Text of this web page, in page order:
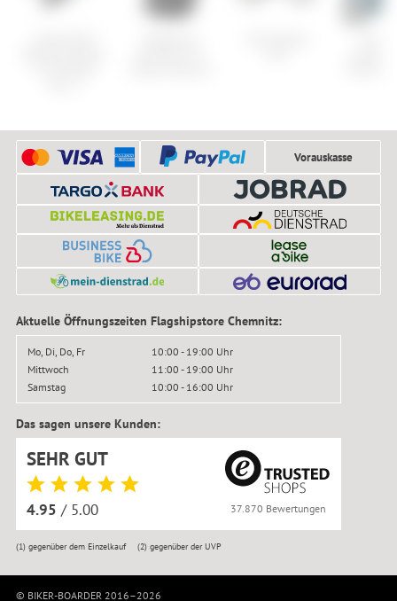
Vorauskasse
Aktuelle Öffnungszeiten Flagshipstore Chemnitz:
Mo, Di, Do, Fr
10:00 - 19:00 Uhr
Mittwoch
11:00 - 19:00 Uhr
Samstag
10:00 - 16:00 Uhr
Das sagen unsere Kunden:
SEHR GUT
4.95 / 5.00 37.870 Bewertungen
(1)gegenüber dem Einzelkauf (2) gegenüber der UVP
© BIKER-BOARDER 2016–2026